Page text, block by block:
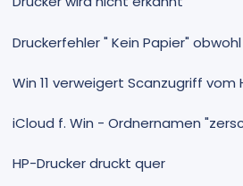
Druckerfehler " Kein Papier"
Win 11 verweigert Scanzugriff vom
iCloud f. Win - Ordnernamen
HP-Drucker druckt quer